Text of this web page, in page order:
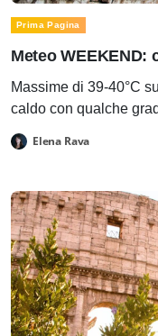
Prima Pagina
Meteo
Massime di 39-40°C
caldo con qualche
Elena Rava